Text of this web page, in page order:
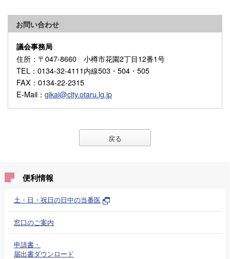
お問い合わせ
議会事務局
住所 ：〒047-8660 小樽市花園2丁目12番1号
TEL ：0134-32-4111内線503・504・505
FAX ：0134-22-2315
E-Mail ： gikai@city.otaru.lg.jp
戻る
便利情報
土・日・祝日の日中の当番医
窓口のご案内
申請書・
届出書ダウンロード